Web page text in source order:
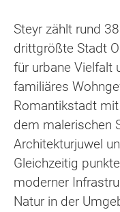
Steyr zählt rund
drittgrößte Stadt
für urbane Vielfalt
familiäres
Romantikstadt
dem malerischen
Architekturjuwel
Gleichzeitig
moderner
Natur in der